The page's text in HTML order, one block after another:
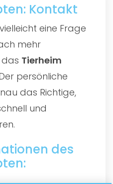
Kontakt
eine Frage
mehr
Tierheim
persönliche
das Richtige,
und
des